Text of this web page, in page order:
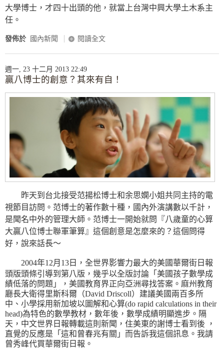
大學博士，才四十出頭的他，就當上台灣中興大學土木系主
任。
發佈於 國內新聞 閱讀全文
週一, 23 十二月 2013 22:49
贏八博士的創意？其來有自！
昨天到台北接受范揚松博士和余思嫻小姐共同主持的電
視節目訪問。范博士的著作數十種，國內外演講數以千計，
是聞名中外的管理大師。范博士一開始就問『八歲童的心算
大贏八位博士聯軍筆算』這個創意是怎麼來的？這個問得
好，說來話長～
2004年12月13日，全世界影響力最大的美國華爾街日報
頭版頭條引導到第八版，幾乎以全版討論「美國孩子數學成
績低落的問題」，美國教育界正向亞洲尋找答案。麻州教育
廳長大衛得里斯科爾（David Driscoll）建議美國兩百多所
中、小學採用新加坡以圖解和心算(do rapid calculations in their
head)為特色的數學教材，數年後，數學成績明顯進步。隔
天，中文世界日報轉載這則新聞，住美東的謝博士看到後 ，
直覺的反應是「這和曾春兆有關」而告訴我這個訊息。我請
曾秀峰代買華爾街日報。